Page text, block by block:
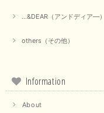
...&DEAR（アンドディア―）
others（その他）
Information
About